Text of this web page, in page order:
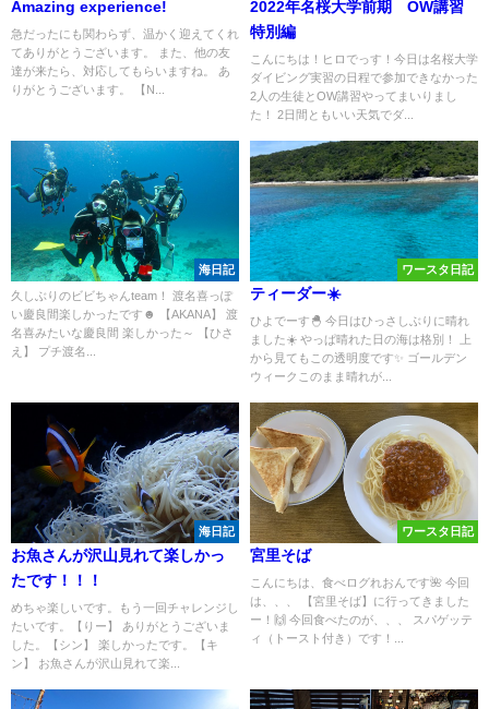
Amazing experience!
急だったにも関わらず、温かく迎えてくれ
てありがとうございます。 また、他の友
達が来たら、対応してもらいますね。 あ
りがとうございます。 【N...
2022年名桜大学前期 OW講習
特別編
こんにちは！ヒロでっす！今日は名桜大学
ダイビング実習の日程で参加できなかった
2人の生徒とOW講習やってまいりまし
た！ 2日間ともいい天気でダ...
海日記
久しぶりのビビちゃんteam！ 渡名喜っぽ
い慶良間楽しかったです☻ 【AKANA】 渡
名喜みたいな慶良間 楽しかった～ 【ひさ
え】 プチ渡名...
ワースタ日記
ティーダー☀️
ひよでーす🐣 今日はひっさしぶりに晴れ
ました☀️ やっぱ晴れた日の海は格別！ 上
から見てもこの透明度です✨ ゴールデン
ウィークこのまま晴れが...
海日記
お魚さんが沢山見れて楽しかっ
たです！！！
めちゃ楽しいです。もう一回チャレンジし
たいです。【りー】 ありがとうございま
した。【シン】 楽しかったです。【キ
ン】 お魚さんが沢山見れて楽...
ワースタ日記
宮里そば
こんにちは、食べログれおんです🌺 今回
は、、、 【宮里そば】に行ってきました
ー！🙌 今回食べたのが、、、 スパゲッテ
ィ（トースト付き）です！...